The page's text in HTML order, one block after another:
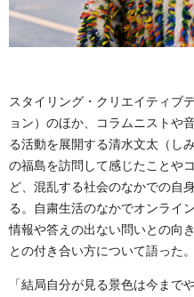
スタイリング・クリエイティブ
ョン）のほか、コラムニストや
る活動を展開する清水文太（し
の福島を訪問して感じたことや
ど、混乱する社会のなかでの自
る。自粛生活のなかでオンライ
情報や答えの出ない問いとの向
との付き合い方について語った。
「結局自分が見る景色は今まで